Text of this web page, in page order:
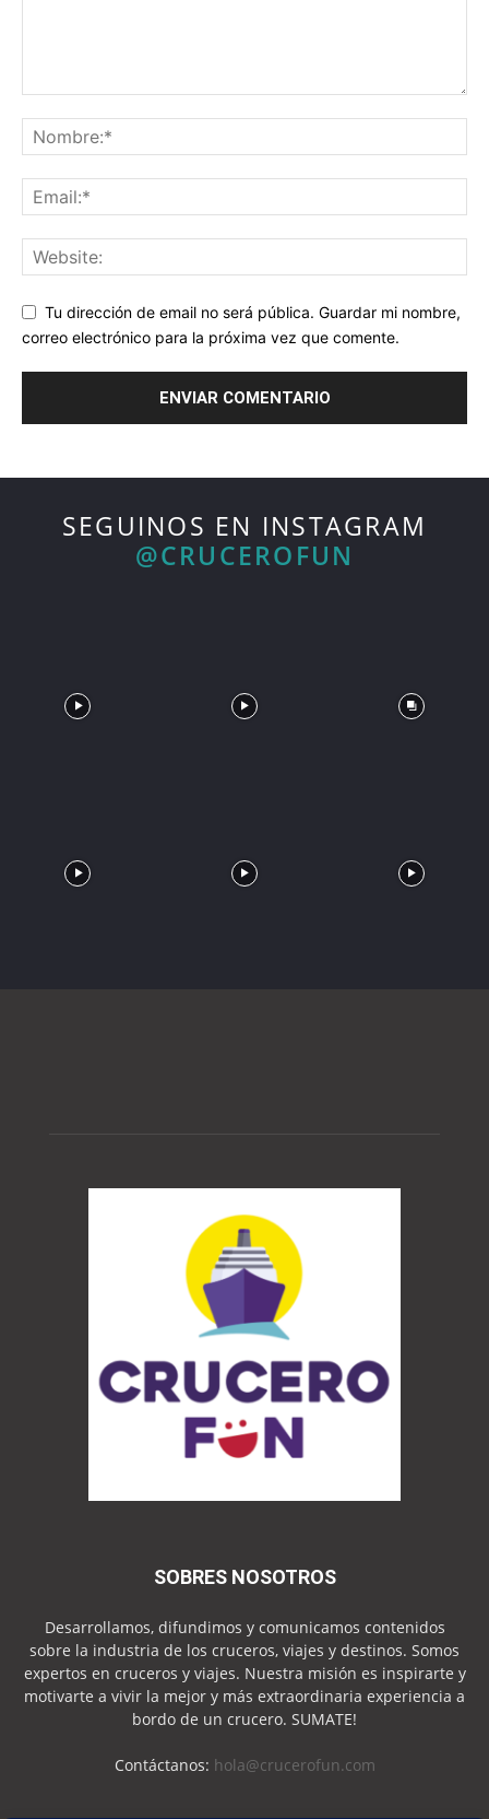
Tu dirección de email no será pública. Guardar mi nombre,
correo electrónico para la próxima vez que comente.
SEGUINOS EN INSTAGRAM
@CRUCEROFUN
SOBRES NOSOTROS
Desarrollamos, difundimos y comunicamos contenidos
sobre la industria de los cruceros, viajes y destinos. Somos
expertos en cruceros y viajes. Nuestra misión es inspirarte y
motivarte a vivir la mejor y más extraordinaria experiencia a
bordo de un crucero. SUMATE!
Contáctanos: hola@crucerofun.com